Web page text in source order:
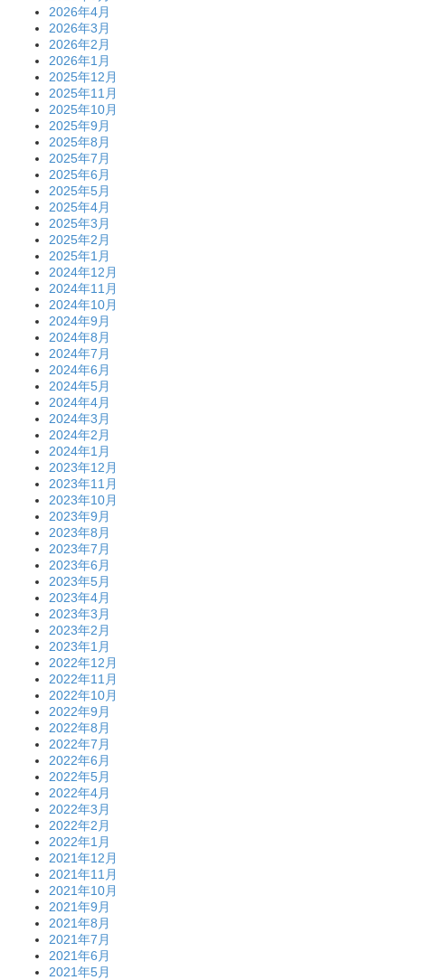
2026年4月
2026年3月
2026年2月
2026年1月
2025年12月
2025年11月
2025年10月
2025年9月
2025年8月
2025年7月
2025年6月
2025年5月
2025年4月
2025年3月
2025年2月
2025年1月
2024年12月
2024年11月
2024年10月
2024年9月
2024年8月
2024年7月
2024年6月
2024年5月
2024年4月
2024年3月
2024年2月
2024年1月
2023年12月
2023年11月
2023年10月
2023年9月
2023年8月
2023年7月
2023年6月
2023年5月
2023年4月
2023年3月
2023年2月
2023年1月
2022年12月
2022年11月
2022年10月
2022年9月
2022年8月
2022年7月
2022年6月
2022年5月
2022年4月
2022年3月
2022年2月
2022年1月
2021年12月
2021年11月
2021年10月
2021年9月
2021年8月
2021年7月
2021年6月
2021年5月